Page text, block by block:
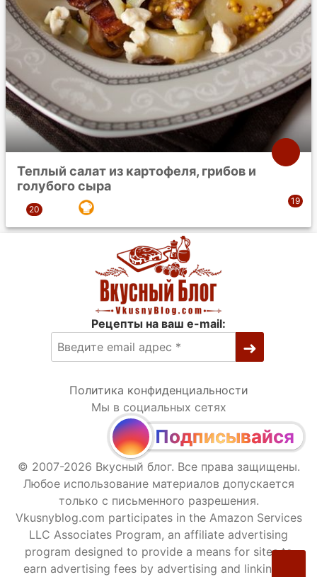
Теплый салат из картофеля, грибов и
голубого сыра
Рецепты на ваш e-mail:
Политика конфиденциальности
Мы в социальных сетях
Подписывайся
© 2007-2026 Вкусный блог. Все права защищены.
Любое использование материалов допускается
только с письменного разрешения.
Vkusnyblog.com participates in the Amazon Services
LLC Associates Program, an affiliate advertising
program designed to provide a means for sites to
earn advertising fees by advertising and linking to